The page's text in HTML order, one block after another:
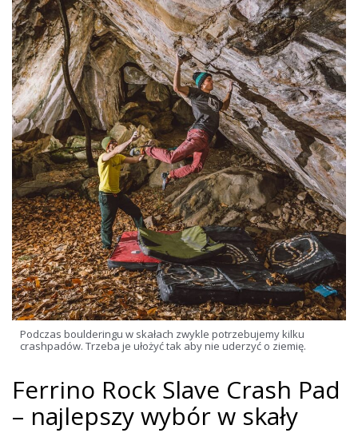
Podczas boulderingu w skałach zwykle potrzebujemy kilku
crashpadów. Trzeba je ułożyć tak aby nie uderzyć o ziemię.
Ferrino Rock Slave Crash Pad
– najlepszy wybór w skały